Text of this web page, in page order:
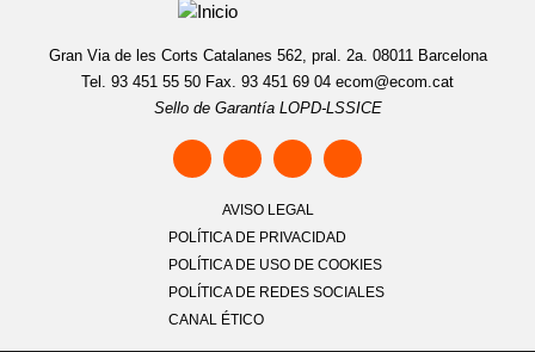
Gran Via de les Corts Catalanes 562, pral. 2a. 08011 Barcelona
Tel. 93 451 55 50 Fax. 93 451 69 04 ecom@ecom.cat
Sello de Garantía LOPD-LSSICE
AVISO LEGAL
POLÍTICA DE PRIVACIDAD
POLÍTICA DE USO DE COOKIES
POLÍTICA DE REDES SOCIALES
CANAL ÉTICO